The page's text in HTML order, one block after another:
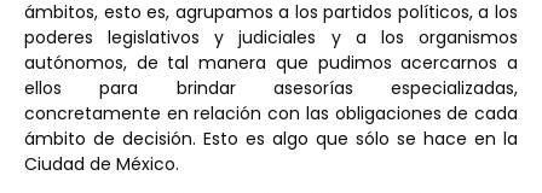
ámbitos, esto es, agrupamos a los partidos políticos, a los
poderes legislativos y judiciales y a los organismos
autónomos, de tal manera que pudimos acercarnos a
ellos para brindar asesorías especializadas,
concretamente en relación con las obligaciones de cada
ámbito de decisión. Esto es algo que sólo se hace en la
Ciudad de México.